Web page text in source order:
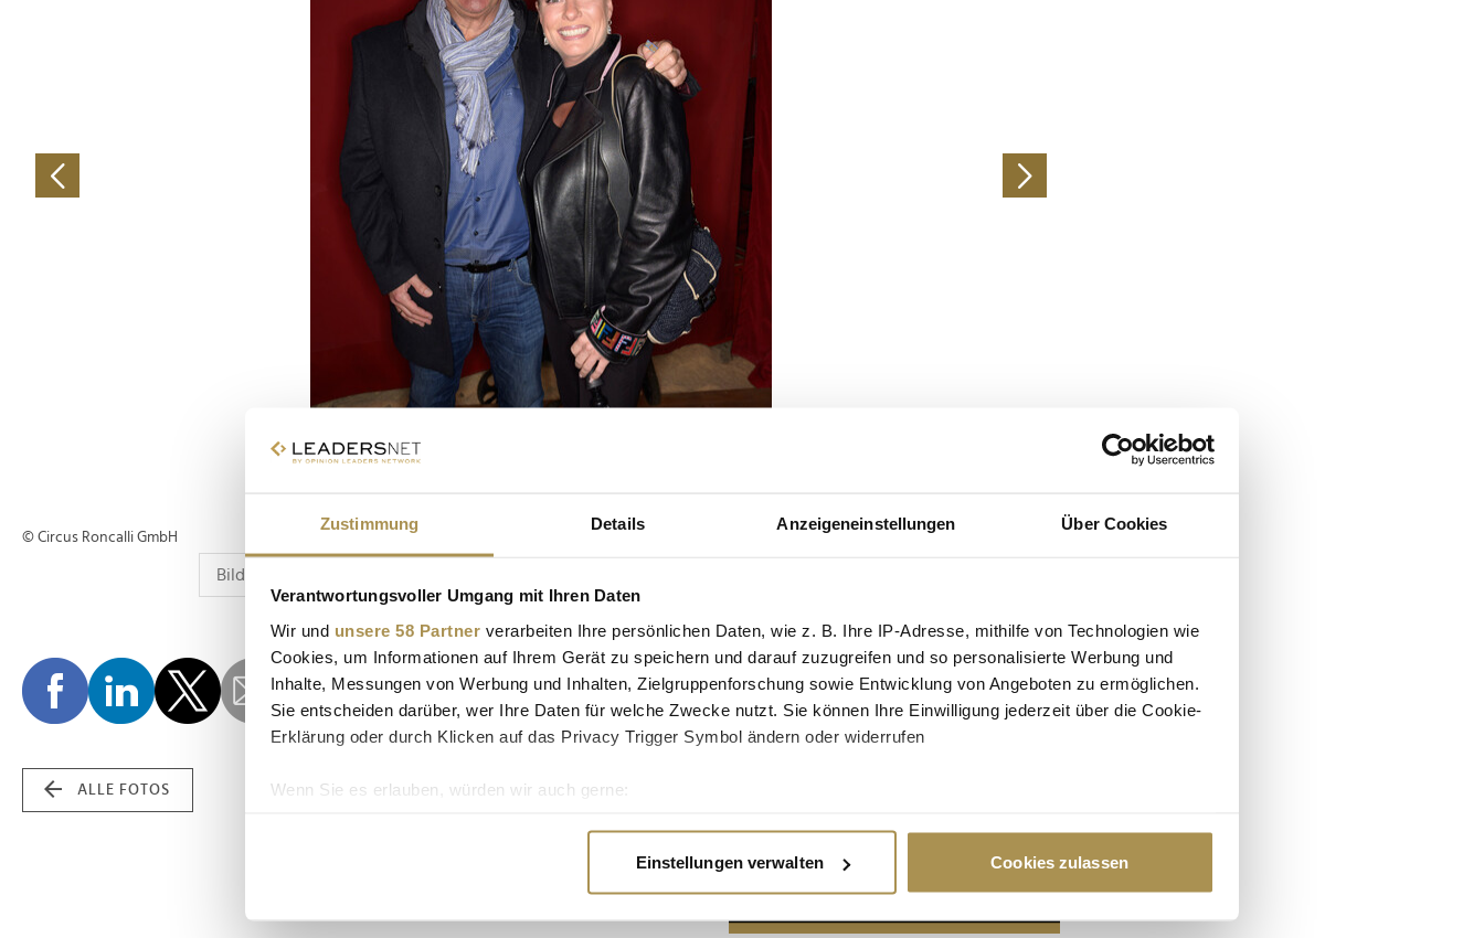
Zustimmung Details Anzeigeneinstellungen Über Cookies
Verantwortungsvoller Umgang mit Ihren Daten
Wir und unsere 58 Partner verarbeiten Ihre persönlichen Daten, wie z. B. Ihre IP-Adresse, mithilfe von Technologien wie
Cookies, um Informationen auf Ihrem Gerät zu speichern und darauf zuzugreifen und so personalisierte Werbung und
Inhalte, Messungen von Werbung und Inhalten, Zielgruppenforschung sowie Entwicklung von Angeboten zu ermöglichen.
Sie entscheiden darüber, wer Ihre Daten für welche Zwecke nutzt. Sie können Ihre Einwilligung jederzeit über die Cookie-
Erklärung oder durch Klicken auf das Privacy Trigger Symbol ändern oder widerrufen
Wenn Sie es erlauben, würden wir auch gerne:
Erfahren Sie mehr darüber, wie Ihre persönlichen Daten verarbeitet werden, und legen Sie Ihre Präferenzen im
Einstellungen verwalten Cookies zulassen
© Circus Roncalli GmbH
ALLE FOTOS
Advertisement